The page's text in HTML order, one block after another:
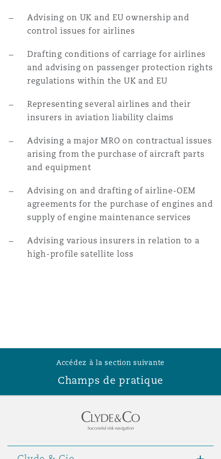
Advising on UK and EU ownership and
control issues for airlines
Drafting conditions of carriage for airlines
and advising on passenger protection rights
regulations within the UK and EU
Representing several airlines and their
insurers in aviation liability claims
Advising a major MRO on contractual issues
arising from the purchase of aircraft parts
and equipment
Advising on and drafting of airline-OEM
agreements for the purchase of engines and
supply of engine maintenance services
Advising various insurers in relation to a
high-profile satellite loss
Accédez à la section suivante
Champs de pratique